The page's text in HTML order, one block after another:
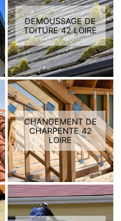
DEMOUSSAGE DE
TOITURE 42 LOIRE
CHANGEMENT DE
CHARPENTE 42
LOIRE